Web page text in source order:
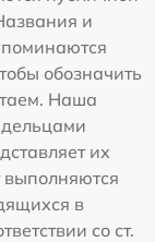
и
обозначить
Наша
их
в
со ст.